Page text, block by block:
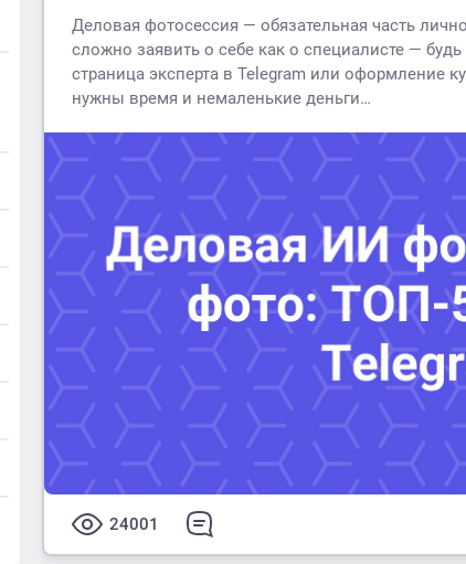
Деловая фотосессия — обязательная часть
сложно заявить о себе как о специалисте —
страница эксперта в Telegram или оформление
нужны время и немаленькие деньги…
24001